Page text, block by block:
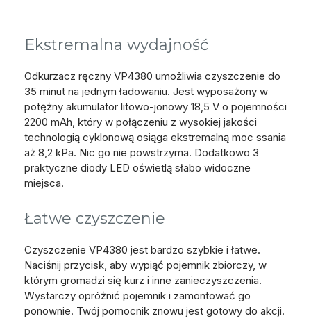
Ekstremalna wydajność
Odkurzacz ręczny VP4380 umożliwia czyszczenie do
35 minut na jednym ładowaniu. Jest wyposażony w
potężny akumulator litowo-jonowy 18,5 V o pojemności
2200 mAh, który w połączeniu z wysokiej jakości
technologią cyklonową osiąga ekstremalną moc ssania
aż 8,2 kPa. Nic go nie powstrzyma. Dodatkowo 3
praktyczne diody LED oświetlą słabo widoczne
miejsca.
Łatwe czyszczenie
Czyszczenie VP4380 jest bardzo szybkie i łatwe.
Naciśnij przycisk, aby wypiąć pojemnik zbiorczy, w
którym gromadzi się kurz i inne zanieczyszczenia.
Wystarczy opróżnić pojemnik i zamontować go
ponownie. Twój pomocnik znowu jest gotowy do akcji.